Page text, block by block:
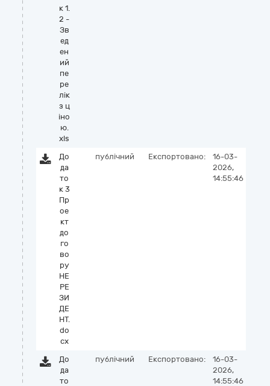
к 1.
2 -
Зв
ед
ен
ий
пе
ре
лік
з ц
іно
ю.
xls
До
да
то
к 3
Пр
ое
кт
до
го
во
ру
НЕ
РЕ
ЗИ
ДЕ
НТ.
do
cx
публічний Експортовано:
16-03-
2026,
14:55:46
До
да
то
публічний Експортовано:
16-03-
2026,
14:55:46